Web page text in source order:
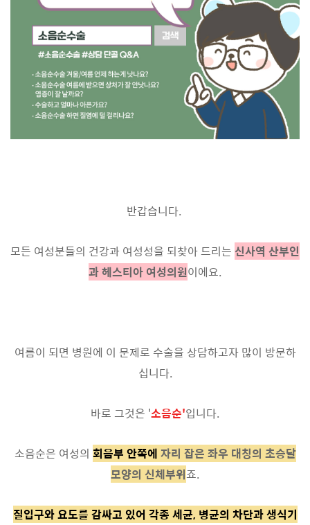
반갑습니다.
모든 여성분들의 건강과 여성성을 되찾아 드리는 신사역 산부인
과 헤스티아 여성의원이에요.
여름이 되면 병원에 이 문제로 수술을 상담하고자 많이 방문하
십니다.
바로 그것은 '소음순'입니다.
소음순은 여성의 회음부 안쪽에 자리 잡은 좌우 대칭의 초승달
모양의 신체부위죠.
질입구와 요도를 감싸고 있어 각종 세균, 병균의 차단과 생식기